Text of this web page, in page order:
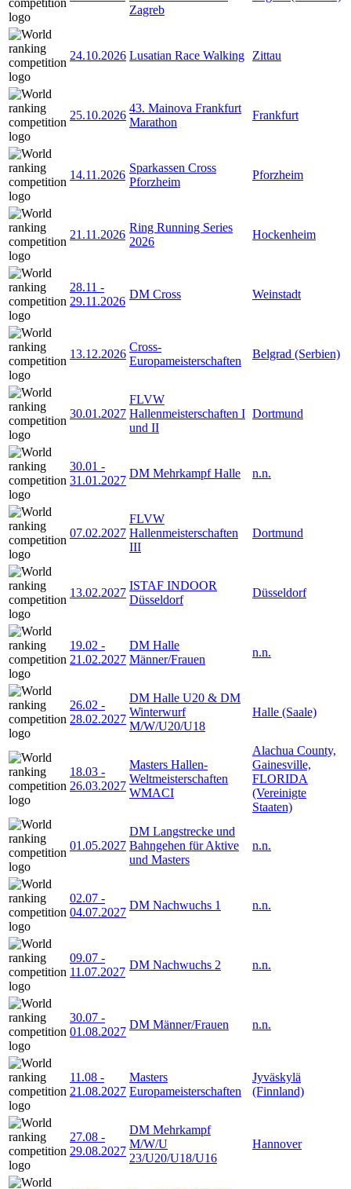
Zagreb
24.10.2026 Lusatian Race Walking Zittau
25.10.2026
43. Mainova Frankfurt
Marathon
Frankfurt
14.11.2026
Sparkassen Cross
Pforzheim
Pforzheim
21.11.2026
Ring Running Series
2026
Hockenheim
28.11 -
29.11.2026
DM Cross Weinstadt
13.12.2026
Cross-
Europameisterschaften
Belgrad (Serbien)
30.01.2027
FLVW
Hallenmeisterschaften I
und II
Dortmund
30.01 -
31.01.2027
DM Mehrkampf Halle n.n.
07.02.2027
FLVW
Hallenmeisterschaften
III
Dortmund
13.02.2027
ISTAF INDOOR
Düsseldorf
Düsseldorf
19.02 -
21.02.2027
DM Halle
Männer/Frauen
n.n.
26.02 -
28.02.2027
DM Halle U20 & DM
Winterwurf
M/W/U20/U18
Halle (Saale)
18.03 -
26.03.2027
Masters Hallen-
Weltmeisterschaften
WMACI
Alachua County,
Gainesville,
FLORIDA
(Vereinigte
Staaten)
01.05.2027
DM Langstrecke und
Bahngehen für Aktive
und Masters
n.n.
02.07 -
04.07.2027
DM Nachwuchs 1 n.n.
09.07 -
11.07.2027
DM Nachwuchs 2 n.n.
30.07 -
01.08.2027
DM Männer/Frauen n.n.
11.08 -
21.08.2027
Masters
Europameisterschaften
Jyväskylä
(Finnland)
27.08 -
29.08.2027
DM Mehrkampf
M/W/U
23/U20/U18/U16
Hannover